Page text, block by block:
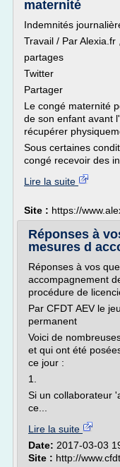
maternité
Indemnités
Travail / Par
partages
Twitter
Partager
Le congé maternité
de son enfant avant
récupérer
Sous certaines
congé recevoir des
Lire la suite
Site : https://
Réponses à
mesures d
Réponses à vos
accompagnement
procédure de
Par CFDT AEV le
permanent
Voici de
et qui ont été
ce jour :
1.
Si un collaborateur
ce...
Lire la suite
Date: 2017-03-03
Site : http://